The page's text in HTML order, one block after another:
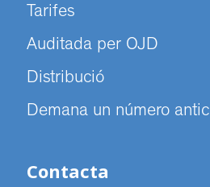
Tarifes
Auditada per OJD
Distribució
Demana un número antic
Contacta